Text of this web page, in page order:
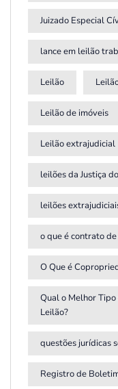
Juizado Especial
lance em leilão
Leilão
Leilão de imóveis
Leilão extrajudicial
leilões da Justiça
leilões
o que é contrato
O Que é
Qual o Melhor
Leilão?
questões jurídicas
Registro de